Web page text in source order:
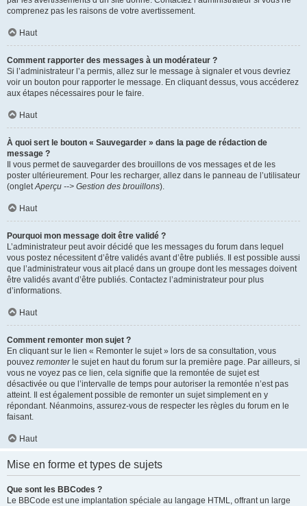
comprenez pas les raisons de votre avertissement.
Haut
Comment rapporter des messages à un modérateur ?
Si l’administrateur l’a permis, allez sur le message à signaler et vous devriez
voir un bouton pour rapporter le message. En cliquant dessus, vous accéderez
aux étapes nécessaires pour le faire.
Haut
À quoi sert le bouton « Sauvegarder » dans la page de rédaction de
message ?
Il vous permet de sauvegarder des brouillons de vos messages et de les
poster ultérieurement. Pour les recharger, allez dans le panneau de l’utilisateur
(ongletAperçu --> Gestion des brouillons).
Haut
Pourquoi mon message doit être validé ?
L’administrateur peut avoir décidé que les messages du forum dans lequel
vous postez nécessitent d’être validés avant d’être publiés. Il est possible aussi
que l’administrateur vous ait placé dans un groupe dont les messages doivent
être validés avant d’être publiés. Contactez l’administrateur pour plus
d’informations.
Haut
Comment remonter mon sujet ?
En cliquant sur le lien « Remonter le sujet » lors de sa consultation, vous
pouvez remonterle sujet en haut du forum sur la première page. Par ailleurs, si
vous ne voyez pas ce lien, cela signifie que la remontée de sujet est
désactivée ou que l’intervalle de temps pour autoriser la remontée n’est pas
atteint. Il est également possible de remonter un sujet simplement en y
répondant. Néanmoins, assurez-vous de respecter les règles du forum en le
faisant.
Haut
Mise en forme et types de sujets
Que sont les BBCodes ?
Le BBCode est une implantation spéciale au langage HTML, offrant un large